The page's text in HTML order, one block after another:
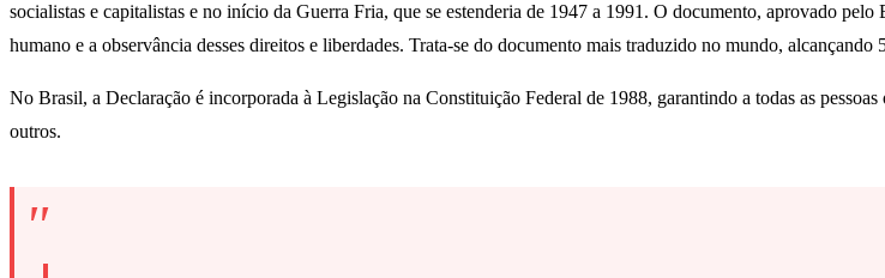
socialistas e capitalistas e no início da Guerra Fria, que se estenderia de 1947 a 1991. O documento, aprovado
humano e a observância desses direitos e liberdades. Trata-se do documento mais traduzido no mundo, alcançando
No Brasil, a Declaração é incorporada à Legislação na Constituição Federal de 1988, garantindo a todas as
outros.